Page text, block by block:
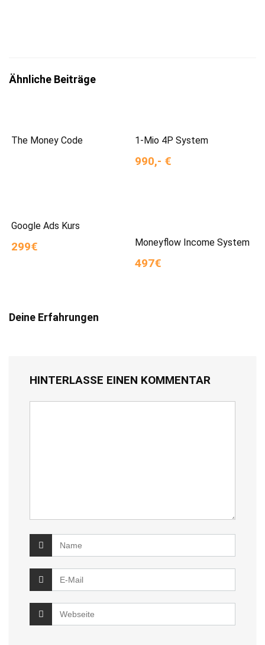
Ähnliche Beiträge
The Money Code 1-Mio 4P System
990,- €
Google Ads Kurs
299€ Moneyflow Income System
497€
Deine Erfahrungen
HINTERLASSE EINEN KOMMENTAR